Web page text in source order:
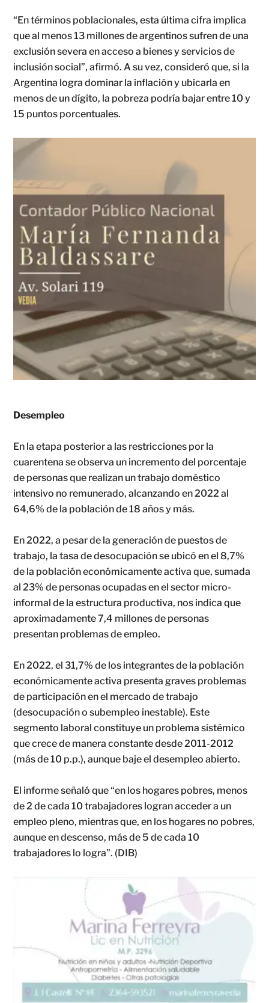
“En términos poblacionales, esta última cifra implica
que al menos 13 millones de argentinos sufren de una
exclusión severa en acceso a bienes y servicios de
inclusión social”, afirmó. A su vez, consideró que, si la
Argentina logra dominar la inflación y ubicarla en
menos de un dígito, la pobreza podría bajar entre 10 y
15 puntos porcentuales.
Desempleo
En la etapa posterior a las restricciones por la
cuarentena se observa un incremento del porcentaje
de personas que realizan un trabajo doméstico
intensivo no remunerado, alcanzando en 2022 al
64,6% de la población de 18 años y más.
En 2022, a pesar de la generación de puestos de
trabajo, la tasa de desocupación se ubicó en el 8,7%
de la población económicamente activa que, sumada
al 23% de personas ocupadas en el sector micro-
informal de la estructura productiva, nos indica que
aproximadamente 7,4 millones de personas
presentan problemas de empleo.
En 2022, el 31,7% de los integrantes de la población
económicamente activa presenta graves problemas
de participación en el mercado de trabajo
(desocupación o subempleo inestable). Este
segmento laboral constituye un problema sistémico
que crece de manera constante desde 2011-2012
(más de 10 p.p.), aunque baje el desempleo abierto.
El informe señaló que “en los hogares pobres, menos
de 2 de cada 10 trabajadores logran acceder a un
empleo pleno, mientras que, en los hogares no pobres,
aunque en descenso, más de 5 de cada 10
trabajadores lo logra”. (DIB)